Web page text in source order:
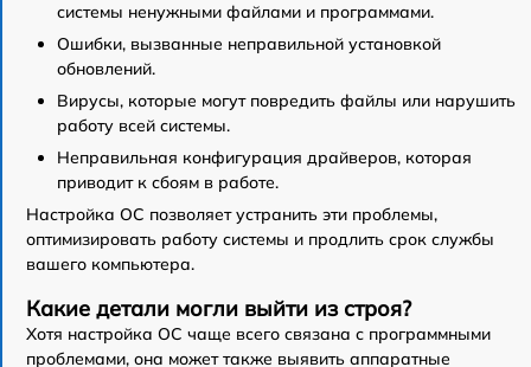
системы ненужными файлами и программами.
Ошибки, вызванные неправильной установкой
обновлений.
Вирусы, которые могут повредить файлы или нарушить
работу всей системы.
Неправильная конфигурация драйверов, которая
приводит к сбоям в работе.
Настройка ОС позволяет устранить эти проблемы,
оптимизировать работу системы и продлить срок службы
вашего компьютера.
Какие детали могли выйти из строя?
Хотя настройка ОС чаще всего связана с программными
проблемами, она может также выявить аппаратные